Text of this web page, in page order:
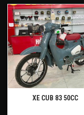
XE CUB 83 50CC